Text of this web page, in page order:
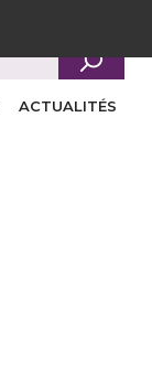
ACTUALITÉS